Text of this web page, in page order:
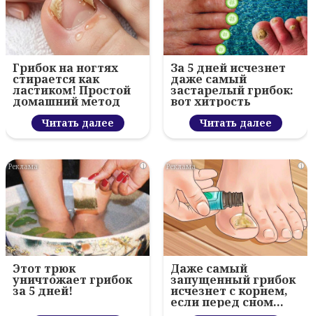
Грибок на ногтях
стирается как
ластиком! Простой
домашний метод
Читать далее
За 5 дней исчезнет
даже самый
застарелый грибок:
вот хитрость
Читать далее
i
Этот трюк
уничтожает грибок
за 5 дней!
i
Даже самый
запущенный грибок
исчезнет с корнем,
если перед сном…